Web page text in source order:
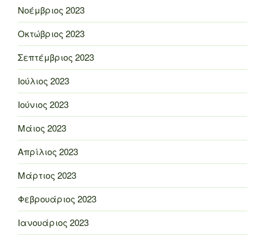
Νοέμβριος 2023
Οκτώβριος 2023
Σεπτέμβριος 2023
Ιούλιος 2023
Ιούνιος 2023
Μάιος 2023
Απρίλιος 2023
Μάρτιος 2023
Φεβρουάριος 2023
Ιανουάριος 2023